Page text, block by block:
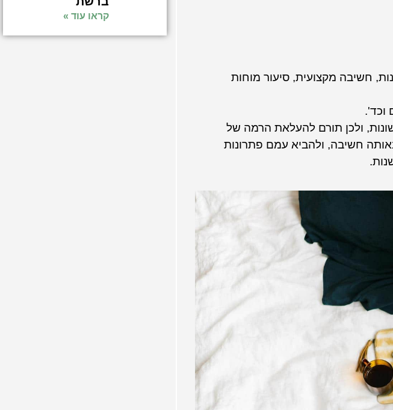
חשיבה מקצועית, סיעור מוחות
וכד'.
ולכן תורם להעלאת הרמה של
חשיבה, ולהביא עמם פתרונות
קראו עוד »